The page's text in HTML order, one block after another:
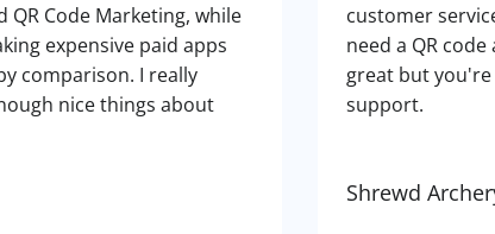
QR Code Marketing, while
expensive paid apps
comparison. I really
nice things about
customer
need a QR
great but
support.
Shrewd